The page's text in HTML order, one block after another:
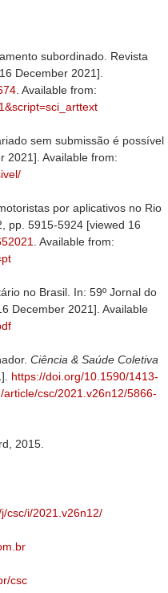
subordinado. Revista
December 2021].
. Available from:
sem submissão é possível
2021]. Available from:
por aplicativos no Rio
pp. 5915-5924 [viewed 16
. Available from:
no Brasil. In: 59º Jornal do
December 2021]. Available
Ciência & Saúde Coletiva
https://doi.org/10.1590/1413-
article/csc/2021.v26n12/5866-
2015.
csc/i/2021.v26n12/
csc